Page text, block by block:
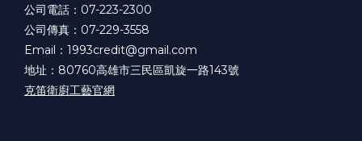
公司電話：07-223-2300
公司傳真：07-229-3558
Email：1993credit@gmail.com
地址：80760高雄市三民區凱旋一路143號
克笛衛廚工藝官網